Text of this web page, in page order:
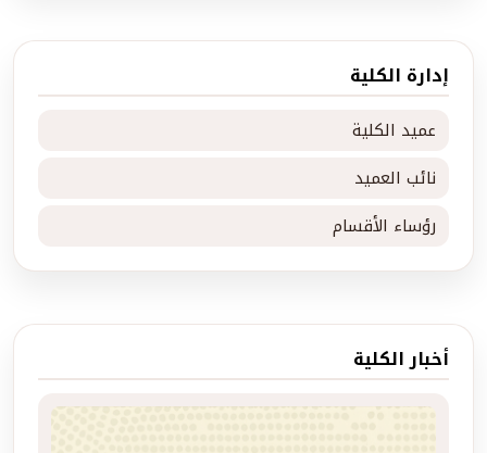
إدارة الكلية
عميد الكلية
نائب العميد
رؤساء الأقسام
أخبار الكلية